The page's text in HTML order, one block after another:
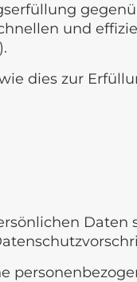
und
dies zur